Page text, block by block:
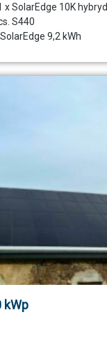
x SolarEdge 10K hybryd
S440
SolarEdge 9,2 kWh
kWp